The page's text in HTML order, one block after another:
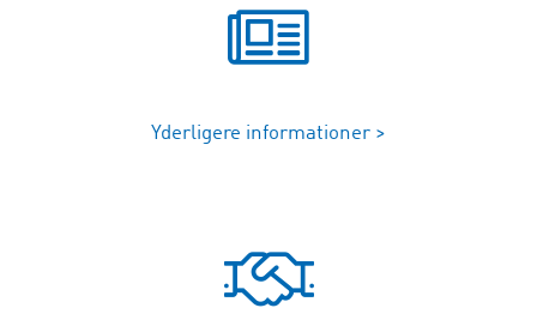
Yderligere informationer >